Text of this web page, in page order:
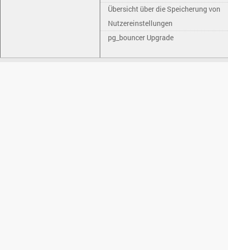
Übersicht über die Speicherung von
Nutzereinstellungen
pg_bouncer Upgrade